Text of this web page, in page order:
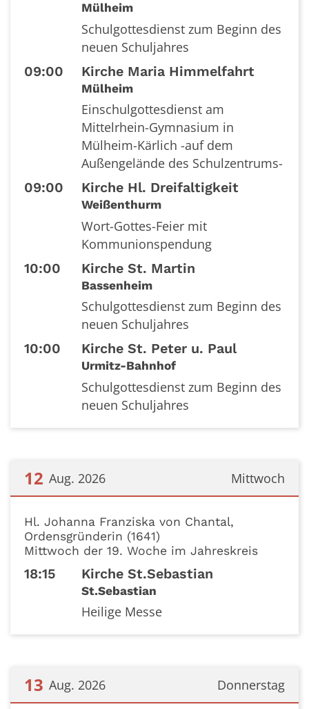
Mülheim
Schulgottesdienst zum Beginn des
neuen Schuljahres
09:00 Kirche Maria Himmelfahrt
Mülheim
Einschulgottesdienst am
Mittelrhein-Gymnasium in
Mülheim-Kärlich -auf dem
Außengelände des Schulzentrums-
09:00 Kirche Hl. Dreifaltigkeit
Weißenthurm
Wort-Gottes-Feier mit
Kommunionspendung
10:00 Kirche St. Martin
Bassenheim
Schulgottesdienst zum Beginn des
neuen Schuljahres
10:00 Kirche St. Peter u. Paul
Urmitz-Bahnhof
Schulgottesdienst zum Beginn des
neuen Schuljahres
Mittwoch
12 Aug. 2026
Hl. Johanna Franziska von Chantal,
Ordensgründerin (1641)
Mittwoch der 19. Woche im Jahreskreis
18:15 Kirche St.Sebastian
St.Sebastian
Heilige Messe
Donnerstag
13 Aug. 2026